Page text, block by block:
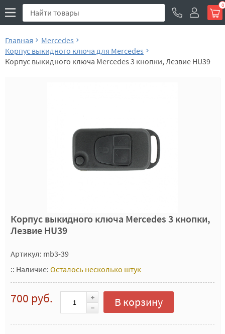
0
Главная
Mercedes
Корпус выкидного ключа для Mercedes
Корпус выкидного ключа Mercedes 3 кнопки, Лезвие HU39
Корпус выкидного ключа Mercedes 3 кнопки,
Лезвие HU39
Артикул: mb3-39
:: Наличие: Осталось несколько штук
700 руб. В корзину